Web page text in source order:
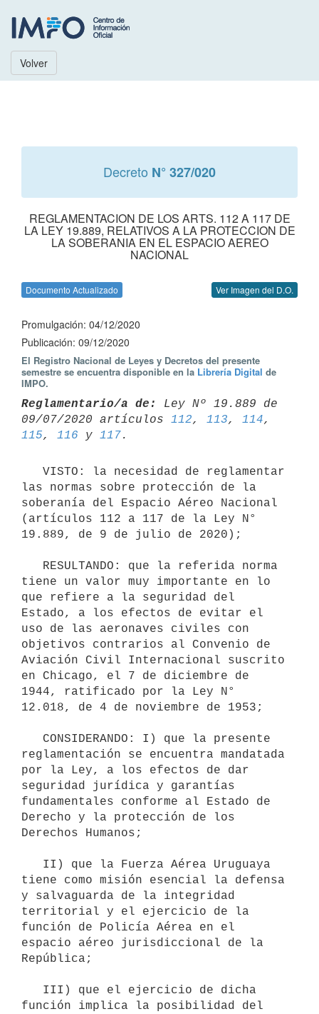
Volver
Decreto N° 327/020
REGLAMENTACION DE LOS ARTS. 112 A 117 DE
LA LEY 19.889, RELATIVOS A LA PROTECCION DE
LA SOBERANIA EN EL ESPACIO AEREO
NACIONAL
Documento Actualizado Ver Imagen del D.O.
Promulgación: 04/12/2020
Publicación: 09/12/2020
El Registro Nacional de Leyes y Decretos del presente
semestre se encuentra disponible en la Librería Digital de
IMPO.
Reglamentario/a de:
Ley Nº 19.889 de
09/07/2020 artículos 112, 113, 114,
115, 116 y 117
las normas sobre protección de la
soberanía del Espacio Aéreo Nacional
(artículos 112 a 117 de la Ley N°
19.889, de 9 de julio de 2020);
tiene un valor muy importante en lo
que refiere a la seguridad del
Estado, a los efectos de evitar el
uso de las aeronaves civiles con
objetivos contrarios al Convenio de
Aviación Civil Internacional suscrito
en Chicago, el 7 de diciembre de
1944, ratificado por la Ley N°
12.018, de 4 de noviembre de 1953;
reglamentación se encuentra mandatada
por la Ley, a los efectos de dar
seguridad jurídica y garantías
fundamentales conforme al Estado de
Derecho y la protección de los
Derechos Humanos;
tiene como misión esencial la defensa
y salvaguarda de la integridad
territorial y el ejercicio de la
función de Policía Aérea en el
espacio aéreo jurisdiccional de la
República;
función implica la posibilidad del